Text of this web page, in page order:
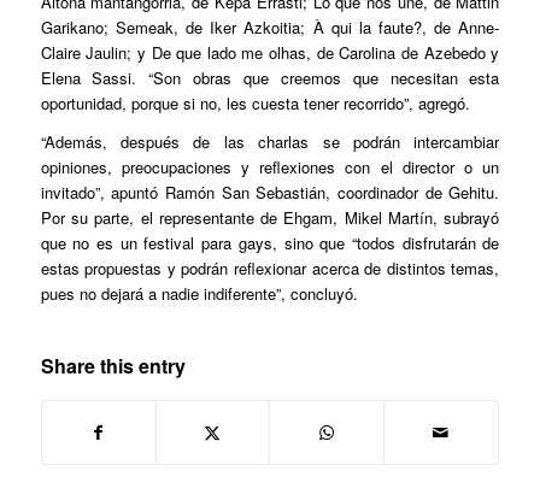
Garikano; Semeak, de Iker Azkoitia; À qui la faute?, de Anne-
Claire Jaulin; y De que lado me olhas, de Carolina de Azebedo y
Elena Sassi. “Son obras que creemos que necesitan esta
oportunidad, porque si no, les cuesta tener recorrido”, agregó.
“Además, después de las charlas se podrán intercambiar
opiniones, preocupaciones y reflexiones con el director o un
invitado”, apuntó Ramón San Sebastián, coordinador de Gehitu.
Por su parte, el representante de Ehgam, Mikel Martín, subrayó
que no es un festival para gays, sino que “todos disfrutarán de
estas propuestas y podrán reflexionar acerca de distintos temas,
pues no dejará a nadie indiferente”, concluyó.
Share this entry